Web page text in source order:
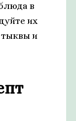
в
их
и